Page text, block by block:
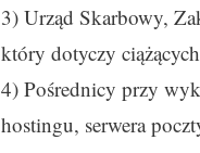
3) Urząd Skarbowy,
który dotyczy
4) Pośrednicy przy
hostingu, serwera